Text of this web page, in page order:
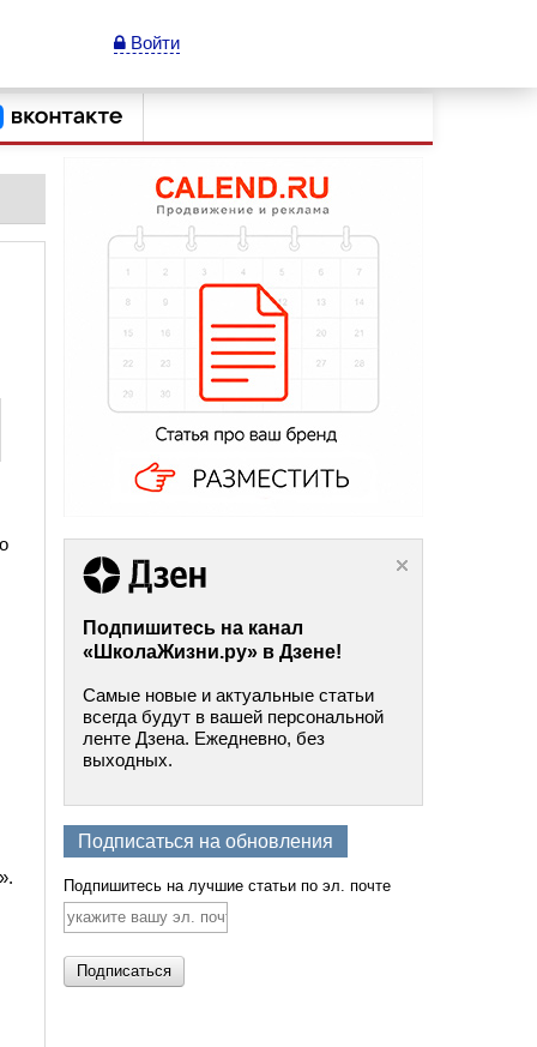
Войти
Подпишитесь на канал
«ШколаЖизни.ру» в Дзене!
Самые новые и актуальные статьи
всегда будут в вашей персональной
ленте Дзена. Ежедневно, без
выходных.
Подписаться на обновления
Подпишитесь на лучшие статьи по эл. почте